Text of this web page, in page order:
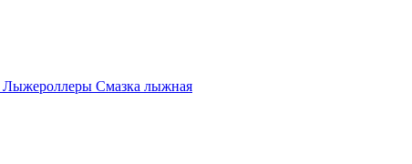
Лыжероллеры Смазка лыжная